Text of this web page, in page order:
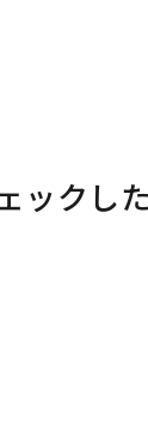
ックし